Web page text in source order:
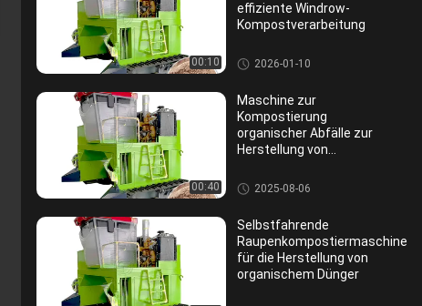
00:10
effiziente Windrow-
Kompostverarbeitung
Kompostdüngermaschine
2026-01-10
00:40
Maschine zur
Kompostierung
organischer Abfälle zur
Herstellung von
Kompostdüngermaschine
2025-08-06
Selbstfahrende
Raupenkompostiermaschine
für die Herstellung von
organischem Dünger